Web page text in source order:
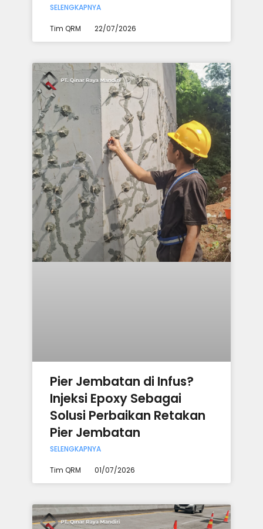
SELENGKAPNYA
Tim QRM 22/07/2026
Pier Jembatan di Infus?
Injeksi Epoxy Sebagai
Solusi Perbaikan Retakan
Pier Jembatan
SELENGKAPNYA
Tim QRM 01/07/2026